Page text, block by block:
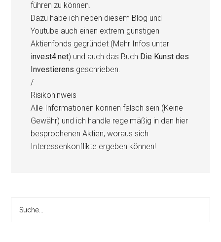
führen zu können.
Dazu habe ich neben diesem Blog und
Youtube auch einen extrem günstigen
Aktienfonds gegründet (Mehr Infos unter
invest4.net) und auch das Buch Die Kunst des
Investierens geschrieben.
/
Risikohinweis
Alle Informationen können falsch sein (Keine
Gewähr) und ich handle regelmäßig in den hier
besprochenen Aktien, woraus sich
Interessenkonflikte ergeben können!